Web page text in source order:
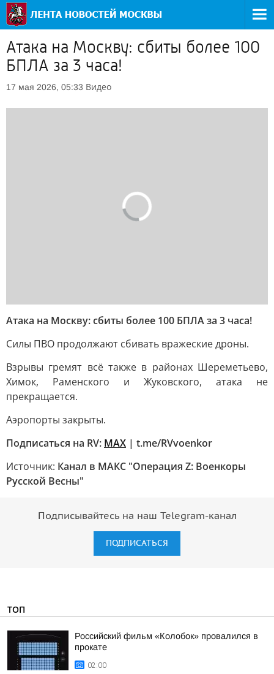
Атака на Москву: сбиты более 100
БПЛА за 3 часа!
17 мая 2026, 05:33 Видео
Атака на Москву: сбиты более 100 БПЛА за 3 часа!
Силы ПВО продолжают сбивать вражеские дроны.
Взрывы гремят всё также в районах Шереметьево,
Химок, Раменского и Жуковского, атака не
прекращается.
Аэропорты закрыты.
Подписаться на RV: MAX | t.me/RVvoenkor
Источник: Канал в МАКС "Операция Z: Военкоры
Русской Весны"
Подписывайтесь на наш Telegram-канал
ПОДПИСАТЬСЯ
ТОП
Российский фильм «Колобок» провалился в
прокате
02:00